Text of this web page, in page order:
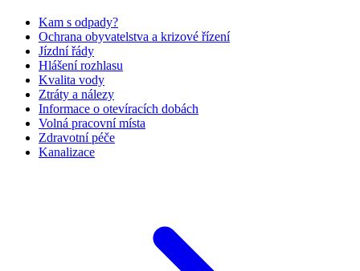
Kam s odpady?
Ochrana obyvatelstva a krizové řízení
Jízdní řády
Hlášení rozhlasu
Kvalita vody
Ztráty a nálezy
Informace o otevíracích dobách
Volná pracovní místa
Zdravotní péče
Kanalizace